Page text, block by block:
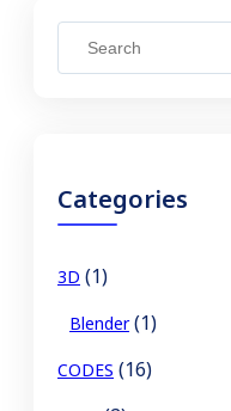
e
h
Categories
3D (1)
Blender(1)
CODES (16)